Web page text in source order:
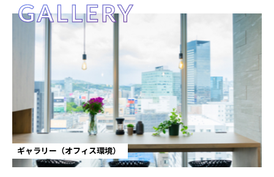
ギャラリー（オフィス環境）